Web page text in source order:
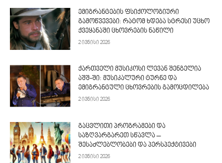
ემიგრანტების ფსიქოლოგიური
გამოწვევები: რატომ ხდება სტრესი უცხო
ქვეყანაში ცხოვრების ნაწილი
2 ივნისი 2026
ქართველი მუსიკოსი ლევან შენგელია
აშშ-ში: მუსიკალური ტურნე და
ემიგრანტული ცხოვრების გამოცდილება
2 ივნისი 2026
გაცვლითი პროგრამები და
საზღვარგარეთ სწავლა –
შესაძლებლობები და პერსპექტივები
2 ივნისი 2026